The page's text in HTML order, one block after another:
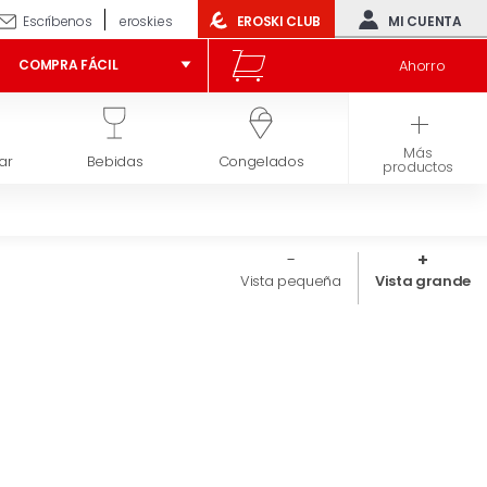
Escríbenos eroski.es EROSKI CLUB MI CUENTA
COMPRA FÁCIL Ahorro
Bebidas Congelados Higiene y belleza
Más
productos
Vista pequeña Vista grande